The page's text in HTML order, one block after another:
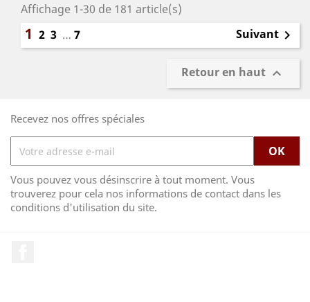
Affichage 1-30 de 181 article(s)
1 2 3 … 7 Suivant 
Retour en haut 
Recevez nos offres spéciales
Vous pouvez vous désinscrire à tout moment. Vous
trouverez pour cela nos informations de contact dans les
conditions d'utilisation du site.